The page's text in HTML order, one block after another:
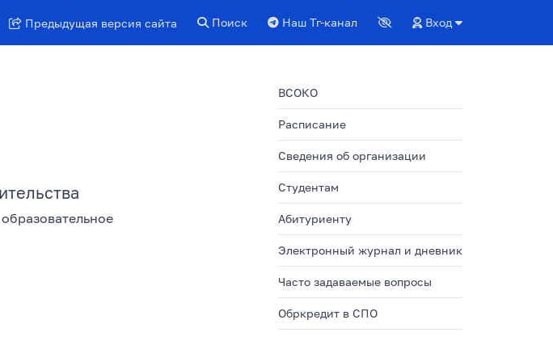
Предыдущая версия сайта Поиск Наш Тг-канал Вход
ВСОКО
Расписание
Сведения об организации
Студентам
Абитуриенту
Электронный журнал и дневник
Часто задаваемые вопросы
Обркредит в СПО